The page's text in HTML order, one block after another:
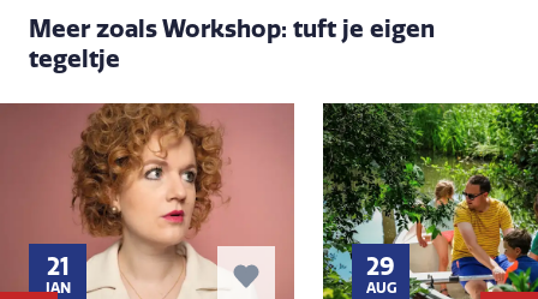
Meer zoals Workshop: tuft je eigen
tegeltje
21
JAN
29
AUG